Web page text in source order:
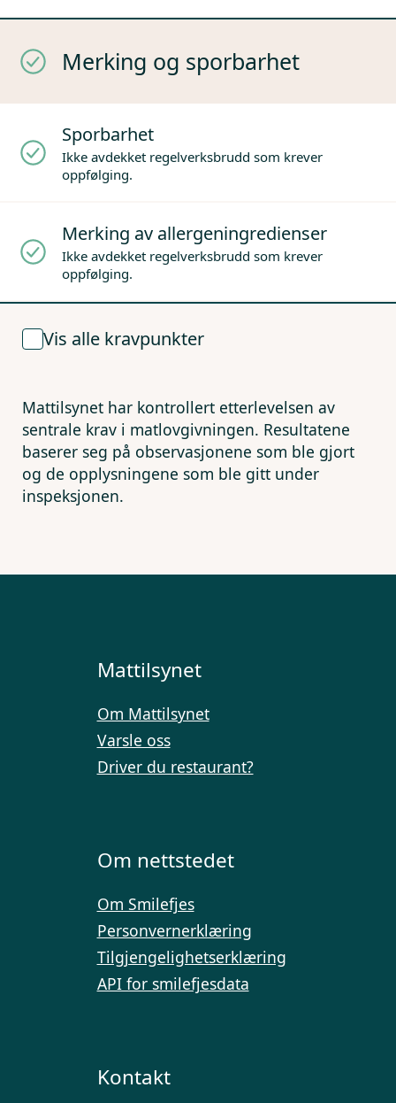
Merking og sporbarhet
Sporbarhet
Ikke avdekket regelverksbrudd som krever
oppfølging.
Merking av allergeningredienser
Ikke avdekket regelverksbrudd som krever
oppfølging.
Vis alle kravpunkter
Mattilsynet har kontrollert etterlevelsen av
sentrale krav i matlovgivningen. Resultatene
baserer seg på observasjonene som ble gjort
og de opplysningene som ble gitt under
inspeksjonen.
Mattilsynet
Om Mattilsynet
Varsle oss
Driver du restaurant?
Om nettstedet
Om Smilefjes
Personvernerklæring
Tilgjengelighetserklæring
API for smilefjesdata
Kontakt